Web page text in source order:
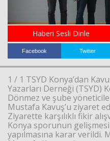
Haberi Sesli Dinle
Facebook Twitter
1 / 1 TSYD Konya’dan
Yazarları Derneği (TSYD)
Dönmez ve şube
Mustafa Kavuş’u ziyaret
Ziyarette karşılıklı fikir
Konya sporunun
yapılmasına karar verildi.